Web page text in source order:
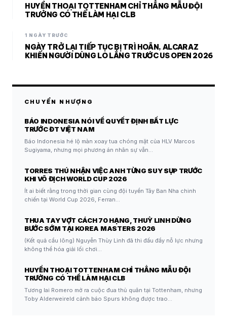
HUYỀN THOẠI TOTTENHAM CHỈ THẲNG MẪU ĐỘI
TRƯỞNG CÓ THỂ LÀM HẠI CLB
1 NGÀY TRƯỚC
NGÀY TRỞ LẠI TIẾP TỤC BỊ TRÌ HOÃN, ALCARAZ
KHIẾN NGƯỜI DÙNG LO LẮNG TRƯỚC US OPEN 2026
CHUYỂN NHƯỢNG
BÁO INDONESIA NÓI VỀ QUYẾT ĐỊNH BẤT LỰC
TRƯỚC ĐT VIỆT NAM
Báo Indonesia hé lộ màn xoay tua chóng mặt của HLV Marcos
Sugiyama, nhưng mọi phương án nhân sự vẫn…
TORRES THÚ NHẬN VIỆC ANH TỪNG SUY SỤP TRƯỚC
KHI VÔ ĐỊCH WORLD CUP 2026
Ít ai biết rằng trong thời gian cùng đội tuyển Tây Ban Nha chinh
chiến tại World Cup 2026, Ferran…
THUA TAY VỢT CÁCH 70 HẠNG, THUỲ LINH DỪNG
BƯỚC SỚM TẠI KOREA MASTERS 2026
(Kết quả cầu lông) Nguyễn Thùy Linh đã thi đấu đầy nỗ lực nhưng
không thể hóa giải lối chơi…
HUYỀN THOẠI TOTTENHAM CHỈ THẲNG MẪU ĐỘI
TRƯỞNG CÓ THỂ LÀM HẠI CLB
Tương lai Romero mở ra cuộc đua thủ quân tại Tottenham, nhưng
Toby Alderweireld cảnh báo Spurs không được trao…